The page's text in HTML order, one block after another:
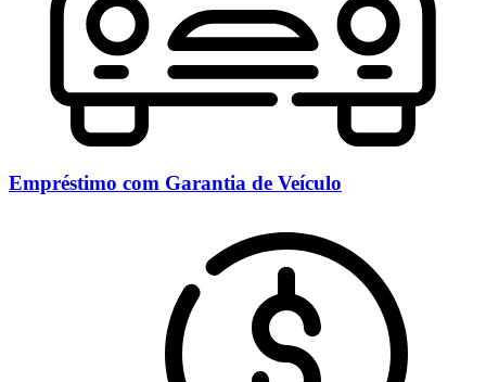
Empréstimo com Garantia de Veículo